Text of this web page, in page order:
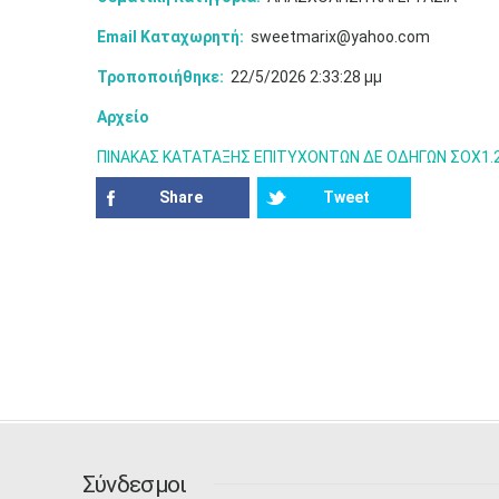
Email Καταχωρητή: sweetmarix@yahoo.com
Τροποποιήθηκε: 22/5/2026 2:33:28 μμ
Αρχείο
ΠΙΝΑΚΑΣ ΚΑΤΑΤΑΞΗΣ ΕΠΙΤΥΧΟΝΤΩΝ ΔΕ ΟΔΗΓΩΝ
Share Tweet
Σύνδεσμοι